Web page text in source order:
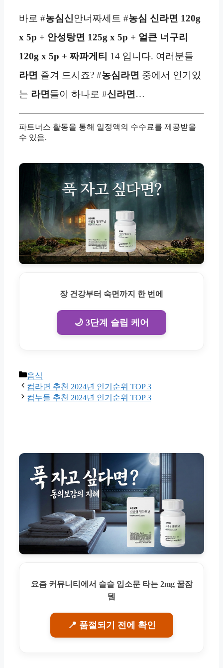
바로 #농심신안너짜세트 #농심 신라면 120g
x 5p + 안성탕면 125g x 5p + 얼큰 너구리
120g x 5p + 짜파게티 14 입니다. 여러분들
라면 즐겨 드시죠? #농심라면 중에서 인기있
는 라면 들이 하나로 #신라면 …
파트너스 활동을 통해 일정액의 수수료를 제공받을
수 있음.
장 건강부터 숙면까지 한 번에
🌙 3단계 슬립 케어
Categories
음식
컵라면 추천 2024년 인기순위 TOP 3
컵누들 추천 2024년 인기순위 TOP 3
요즘 커뮤니티에서 슬슬 입소문 타는 2mg 꿀잠
템
📍 품절되기 전에 확인